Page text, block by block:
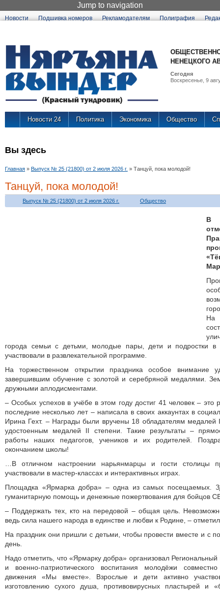
Jump to navigation
Новости Подшивка номеров Рекламодателям Полиграфия
НЕНЕЦКОГО
Сегодня
Воскресенье, 9
Новости 24 Политика Экономика Общество
Вы здесь
Главная » Выпуск № 25 (21800) от 2 июля 2026 г. » Танцуй, пока молодой!
Танцуй, пока молодой!
Выпуск № 25 (21800) от 2 июля 2026 г. Общество
В
На
города семьи с детьми, молодые пары, дети и подростки в
участвовали в развлекательной программе.
На торжественном открытии праздника особое внимание
завершившим обучение с золотой и серебряной медалями.
дружными аплодисментами.
– Особых успехов в учёбе в этом году достиг 41 человек – это
последние несколько лет – написала в своих аккаунтах в
Ирина Гехт. – Награды были вручены 18 обладателям медалей
удостоенным медалей II степени. Такие результаты –
работы наших педагогов, учеников и их родителей.
окончанием школы!
…В отличном настроении нарьянмарцы и гости столицы
участвовали в мастер-классах и интерактивных играх.
Площадка «Ярмарка добра» – одна из самых посещаемых.
гуманитарную помощь и денежные пожертвования для бойцов
– Поддержать тех, кто на передовой – общая цель.
ведь сила нашего народа в единстве и любви к Родине, –
На праздник они пришли с детьми, чтобы провести вместе и с
день.
Надо отметить, что «Ярмарку добра» организовал
и военно-патриотического воспитания молодёжи
движения «Мы вместе». Взрослые и дети активно
изготовлению сухого душа, противовирусных пластырей и